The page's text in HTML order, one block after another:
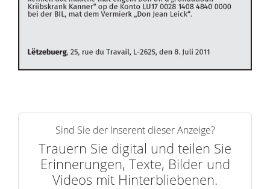
Sind Sie der Inserent dieser Anzeige?
Trauern Sie digital und teilen Sie
Erinnerungen, Texte, Bilder und
Videos mit Hinterbliebenen.